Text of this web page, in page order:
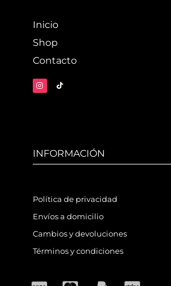
Inicio
Shop
Contacto
INFORMACIÓN
Política de privacidad
Envíos a domicilio
Cambios y devoluciones
Términos y condiciones